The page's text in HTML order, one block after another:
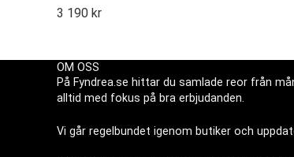
3 190 kr
OM OSS
På Fyndrea.se hittar du samlade reor från
alltid med fokus på bra erbjudanden.
Vi går regelbundet igenom butiker och